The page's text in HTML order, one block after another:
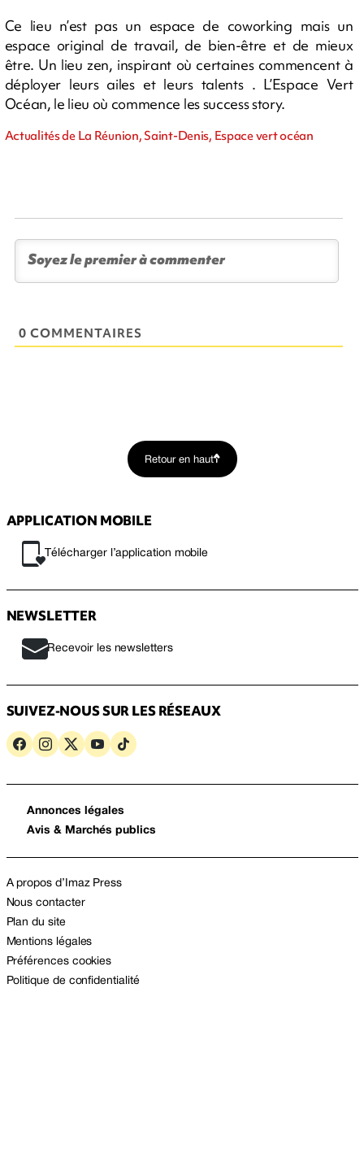
Ce lieu n’est pas un espace de coworking mais un
espace original de travail, de bien-être et de mieux
être. Un lieu zen, inspirant où certaines commencent à
déployer leurs ailes et leurs talents . L’Espace Vert
Océan, le lieu où commence les success story.
Actualités de La Réunion, Saint-Denis, Espace vert océan
0 COMMENTAIRES
Retour en haut
APPLICATION MOBILE
Télécharger l’application mobile
NEWSLETTER
Recevoir les newsletters
SUIVEZ-NOUS SUR LES RÉSEAUX
Annonces légales
Avis & Marchés publics
A propos d’Imaz Press
Nous contacter
Plan du site
Mentions légales
Préférences cookies
Politique de confidentialité